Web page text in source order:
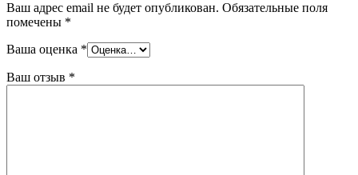
Ваш адрес email не будет опубликован. Обязательные поля
помечены *
Ваша оценка *
Ваш отзыв *